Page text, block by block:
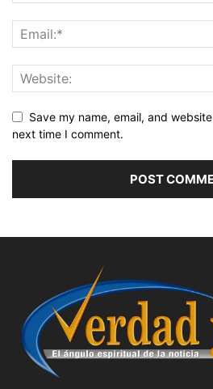
Save my name, email, and
next time I comment.